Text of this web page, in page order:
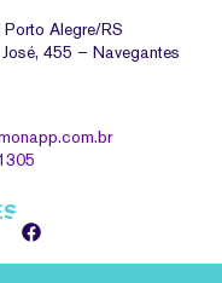
Alegre/RS
455 – Navegantes